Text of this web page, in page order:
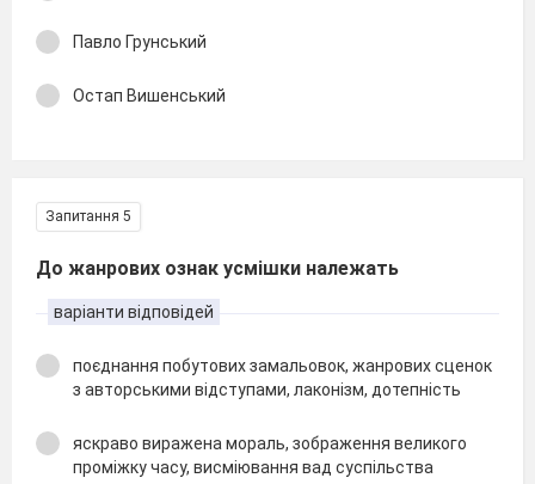
Павло Грунський
Остап Вишенський
Запитання 5
До жанрових ознак усмішки належать
варіанти відповідей
поєднання побутових замальовок, жанрових сценок
з авторськими відступами, лаконізм, дотепність
яскраво виражена мораль, зображення великого
проміжку часу, висміювання вад суспільства